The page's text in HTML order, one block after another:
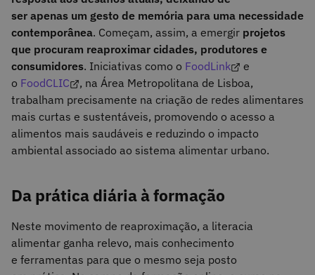
ser apenas um gesto de memória para uma necessidade
contemporânea. Começam, assim, a emergir projetos
que procuram reaproximar cidades, produtores e
consumidores. Iniciativas como o FoodLink
e
o FoodCLIC
, na Área Metropolitana de Lisboa,
trabalham precisamente na criação de redes alimentares
mais curtas e sustentáveis, promovendo o acesso a
alimentos mais saudáveis e reduzindo o impacto
ambiental associado ao sistema alimentar urbano.
Da prática diária à formação
Neste movimento de reaproximação, a literacia
alimentar ganha relevo, mais conhecimento
e ferramentas para que o mesmo seja posto